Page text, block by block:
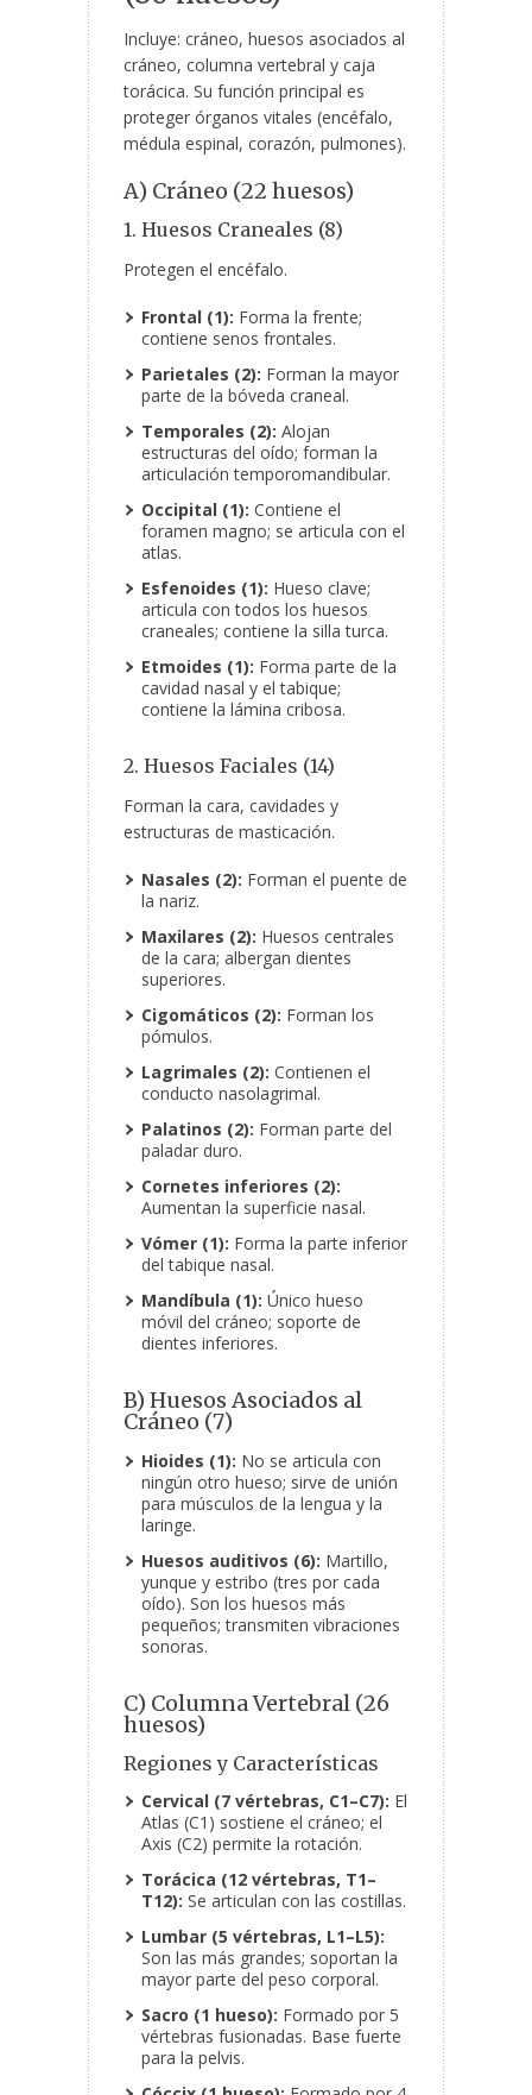
Incluye: cráneo, huesos asociados al
cráneo, columna vertebral y caja
torácica. Su función principal es
proteger órganos vitales (encéfalo,
médula espinal, corazón, pulmones).
A) Cráneo (22 huesos)
1. Huesos Craneales (8)
Protegen el encéfalo.
Frontal (1): Forma la frente;
contiene senos frontales.
Parietales (2): Forman la mayor
parte de la bóveda craneal.
Temporales (2): Alojan
estructuras del oído; forman la
articulación temporomandibular.
Occipital (1): Contiene el
foramen magno; se articula con el
atlas.
Esfenoides (1): Hueso clave;
articula con todos los huesos
craneales; contiene la silla turca.
Etmoides (1): Forma parte de la
cavidad nasal y el tabique;
contiene la lámina cribosa.
2. Huesos Faciales (14)
Forman la cara, cavidades y
estructuras de masticación.
Nasales (2): Forman el puente de
la nariz.
Maxilares (2): Huesos centrales
de la cara; albergan dientes
superiores.
Cigomáticos (2): Forman los
pómulos.
Lagrimales (2): Contienen el
conducto nasolagrimal.
Palatinos (2): Forman parte del
paladar duro.
Cornetes inferiores (2):
Aumentan la superficie nasal.
Vómer (1): Forma la parte inferior
del tabique nasal.
Mandíbula (1): Único hueso
móvil del cráneo; soporte de
dientes inferiores.
B) Huesos Asociados al
Cráneo (7)
Hioides (1): No se articula con
ningún otro hueso; sirve de unión
para músculos de la lengua y la
laringe.
Huesos auditivos (6): Martillo,
yunque y estribo (tres por cada
oído). Son los huesos más
pequeños; transmiten vibraciones
sonoras.
C) Columna Vertebral (26
huesos)
Regiones y Características
Cervical (7 vértebras, C1–C7): El
Atlas (C1) sostiene el cráneo; el
Axis (C2) permite la rotación.
Torácica (12 vértebras, T1–
T12): Se articulan con las costillas.
Lumbar (5 vértebras, L1–L5):
Son las más grandes; soportan la
mayor parte del peso corporal.
Sacro (1 hueso): Formado por 5
vértebras fusionadas. Base fuerte
para la pelvis.